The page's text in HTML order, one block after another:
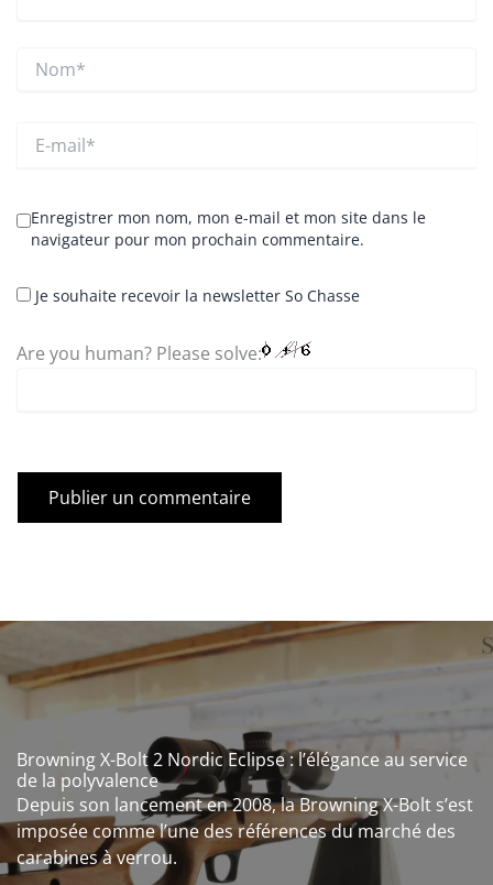
mail*
Enregistrer mon nom, mon e-mail et mon site dans le
navigateur pour mon prochain commentaire.
Je souhaite recevoir la newsletter So Chasse
Are you human? Please solve:
Browning X-Bolt 2 Nordic Eclipse : l’élégance au service
de la polyvalence
Depuis son lancement en 2008, la Browning X-Bolt s’est
imposée comme l’une des références du marché des
carabines à verrou.